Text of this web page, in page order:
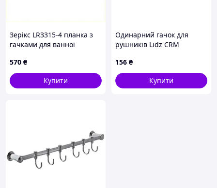
Зерікс LR3315-4 планка з
гачками для ванної
570 ₴
Купити
Одинарний гачок для
рушників Lidz CRM
156 ₴
Купити